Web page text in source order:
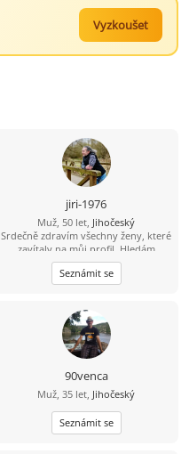
Vyzkoušet
jiri-1976
Muž, 50 let, Jihočeský
Srdečně zdravím všechny ženy, které
zavítaly na můj profil. Hledám
pohodovou ženu, která pečuje o své
tělo i duši, žije vědomě a aktivně.
Jsem člověk, který ví, že hledá jednu
ladit myšlením i životním stylem.
Miluju přírodu, zvířata a výlety tam,
kde je ticho, čerstvý vzduch a pěkný
výhled do krajiny. Východy i západy
slunce jsou pro mě malý rituál. Rád
spím někdy pod širákem u jezer, řek
a lesních pramenů. Občas chodím
bosky - i přes žhavé uhlíky. A hotel s
bazénem? Ten si taky užiju. Už přes
deset let si peču kváskový žitný
Seznámit se
90venca
Muž, 35 let, Jihočeský
Seznámit se